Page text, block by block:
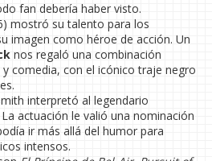
fan debería haber visto.
mostró su talento para los
imagen como héroe de acción. Un
nos regaló una combinación
comedia, con el icónico traje negro
interpretó al legendario
actuación le valió una nominación
ir más allá del humor para
intensos.